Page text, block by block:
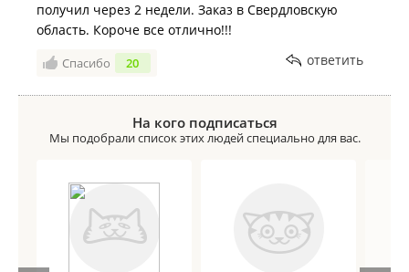
получил через 2 недели. Заказ в Свердловскую
область. Короче все отлично!!!
Спасибо 20 ответить
На кого подписаться
Мы подобрали список этих людей специально для вас.